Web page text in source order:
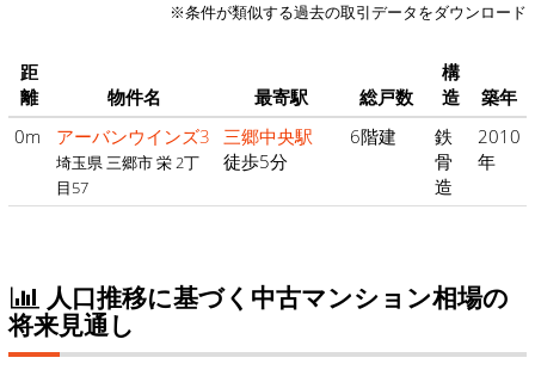
※条件が類似する過去の取引データをダウンロード
距
離
物件名 最寄駅 総戸数
構
造
築年
0m
アーバンウインズ3
埼玉県 三郷市 栄 2丁
目57
三郷中央駅
徒歩5分
6階建
鉄
骨
造
2010
年
人口推移に基づく中古マンション相場の
将来見通し